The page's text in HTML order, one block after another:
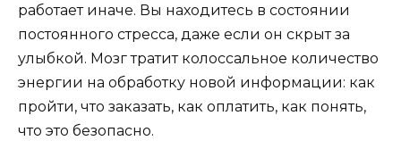
работает иначе. Вы находитесь в состоянии
постоянного стресса, даже если он скрыт за
улыбкой. Мозг тратит колоссальное количество
энергии на обработку новой информации: как
пройти, что заказать, как оплатить, как понять,
что это безопасно.